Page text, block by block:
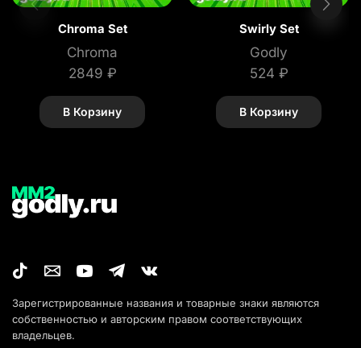
Chroma Set
Chroma
2849 ₽
В Корзину
Swirly Set
Godly
524 ₽
В Корзину
Зарегистрированные названия и товарные знаки являются
собственностью и авторским правом соответствующих
владельцев.